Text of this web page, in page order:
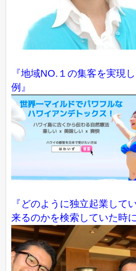
『地域NO.１の集客を実現
例』
『どのように独立起業して
来るのかを検索していた時